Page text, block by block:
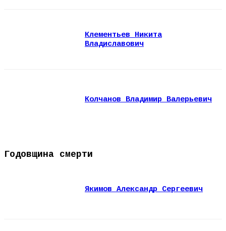
Клементьев Никита
Владиславович
Колчанов Владимир Валерьевич
Годовщина смерти
Якимов Александр Сергеевич